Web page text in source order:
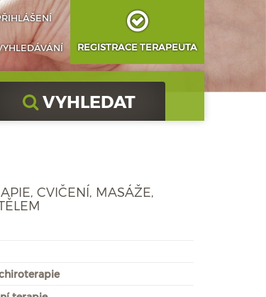
REGISTRACE TERAPEUTA
VYHLEDAT
CVIČENÍ, MASÁŽE,